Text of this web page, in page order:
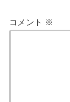
コメント ※